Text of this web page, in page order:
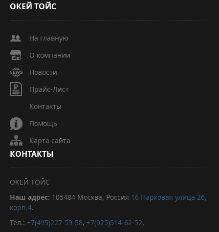
ОКЕЙ ТОЙС
На главную
О компании
Новости
Прайс-Лист
Контакты
Помощь
Карта сайта
КОНТАКТЫ
ОКЕЙ ТОЙС
Наш адрес: 105484 Москва, Россия 16 Парковая улица 26,
корп.4.
Тел.: +7(495)227-59-58, +7(925)514-62-52,